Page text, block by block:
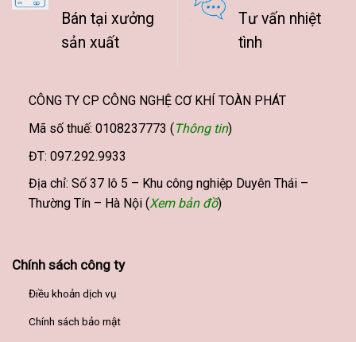
Bán tại xưởng
sản xuất
Tư vấn nhiệt
tình
CÔNG TY CP CÔNG NGHỆ CƠ KHÍ TOÀN PHÁT
Mã số thuế: 0108237773 (Thông tin)
ĐT: 097.292.9933
Địa chỉ: Số 37 lô 5 – Khu công nghiệp Duyên Thái –
Thường Tín – Hà Nội (Xem bản đồ)
Chính sách công ty
Điều khoản dịch vụ
Chính sách bảo mật